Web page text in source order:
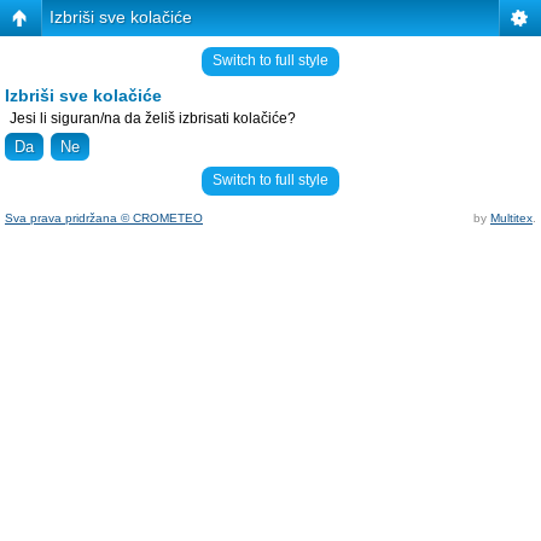
Izbriši sve kolačiće
Switch to full style
Izbriši sve kolačiće
Jesi li siguran/na da želiš izbrisati kolačiće?
Switch to full style
Sva prava pridržana © CROMETEO by Multitex